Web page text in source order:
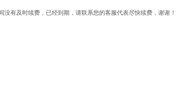
没有及时续费，已经到期，请联系您的客服代表尽快续费，谢谢！